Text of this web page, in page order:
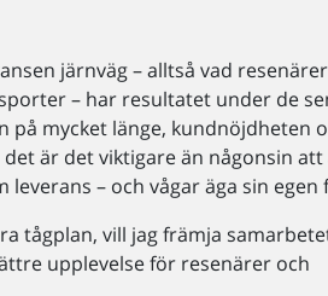
järnväg – alltså vad
– har resultatet under de
på mycket länge, kundnöjdheten
är det viktigare än någonsin att
– och vågar äga sin egen
tågplan, vill jag främja
upplevelse för resenärer och